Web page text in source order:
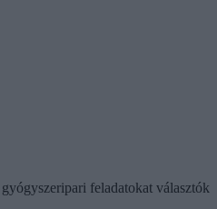
feladatokat választók